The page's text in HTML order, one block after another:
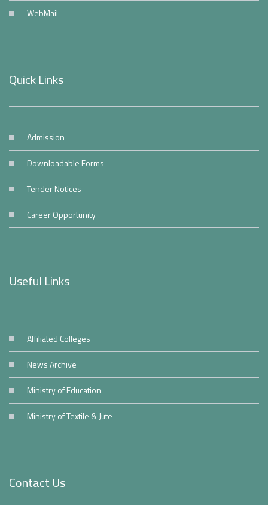
WebMail
Quick Links
Admission
Downloadable Forms
Tender Notices
Career Opportunity
Useful Links
Affiliated Colleges
News Archive
Ministry of Education
Ministry of Textile & Jute
Contact Us